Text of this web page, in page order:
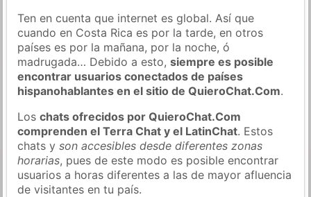
Ten en cuenta que internet es global. Así que
cuando en Costa Rica es por la tarde, en otros
países es por la mañana, por la noche, ó
madrugada… Debido a esto,siempre es posible
encontrar usuarios conectados de países
hispanohablantes en el sitio de QuieroChat.Com.
Loschats ofrecidos por QuieroChat.Com
comprenden el Terra Chat y el LatinChat. Estos
chats yson accesibles desde diferentes zonas
horarias, pues de este modo es posible encontrar
usuarios a horas diferentes a las de mayor afluencia
de visitantes en tu país.